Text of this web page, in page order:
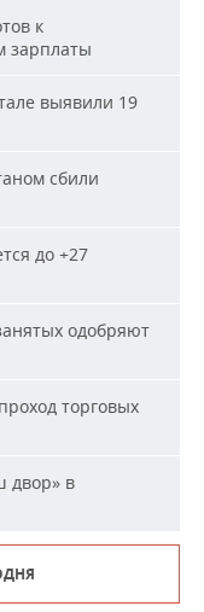
к
зарплаты
выявили 19
сбили
до +27
одобряют
торговых
двор» в